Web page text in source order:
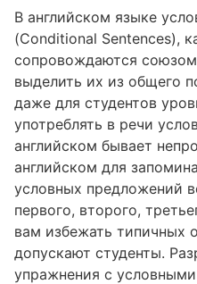
В английском языке
(Conditional Sentences),
сопровождаются
выделить их из общего
даже для студентов
употреблять в речи
английском бывает
английском для
условных предложений
первого, второго,
вам избежать типичных
допускают студенты.
упражнения с